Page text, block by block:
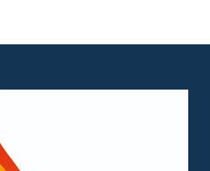
Deze
gekozen